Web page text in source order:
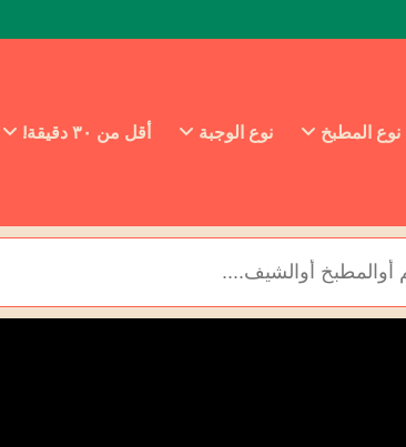
نوع المطبخ نوع الوجبة أقل من ٣٠ دقيقة!